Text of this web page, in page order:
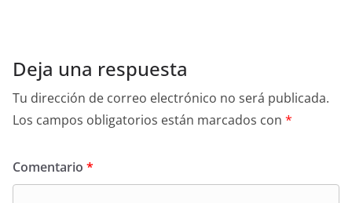
Deja una respuesta
Tu dirección de correo electrónico no será publicada.
Los campos obligatorios están marcados con *
Comentario *